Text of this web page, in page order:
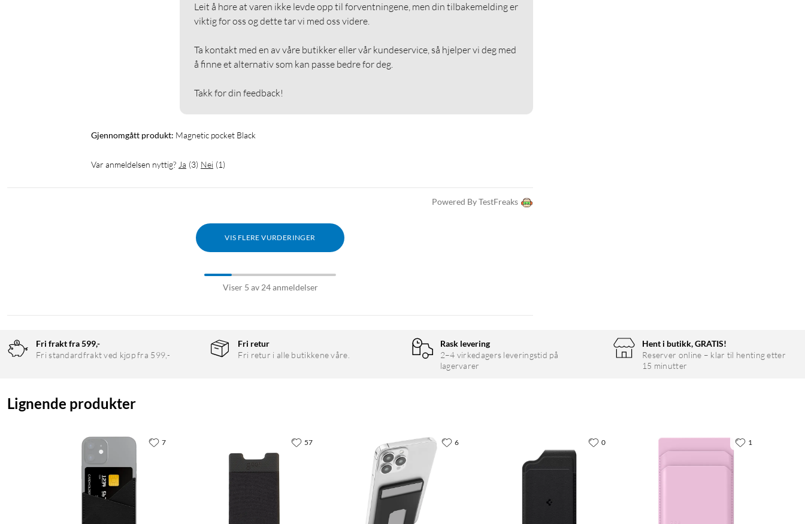
Leit å høre at varen ikke levde opp til forventningene, men din tilbakemelding er
viktig for oss og dette tar vi med oss videre.
Ta kontakt med en av våre butikker eller vår kundeservice, så hjelper vi deg med
å finne et alternativ som kan passe bedre for deg.
Takk for din feedback!
Gjennomgått produkt: Magnetic pocket Black
Var anmeldelsen nyttig? Ja (3) Nei (1)
Powered By TestFreaks
VIS FLERE VURDERINGER
Viser 5 av 24 anmeldelser
Fri frakt fra 599,-
Fri standardfrakt ved kjøp fra 599,-
Fri retur
Fri retur i alle butikkene våre.
Rask levering
2–4 virkedagers leveringstid på
lagervarer
Hent i butikk, GRATIS!
Reserver online – klar til henting etter
15 minutter
Lignende produkter
7 57 6 0 1